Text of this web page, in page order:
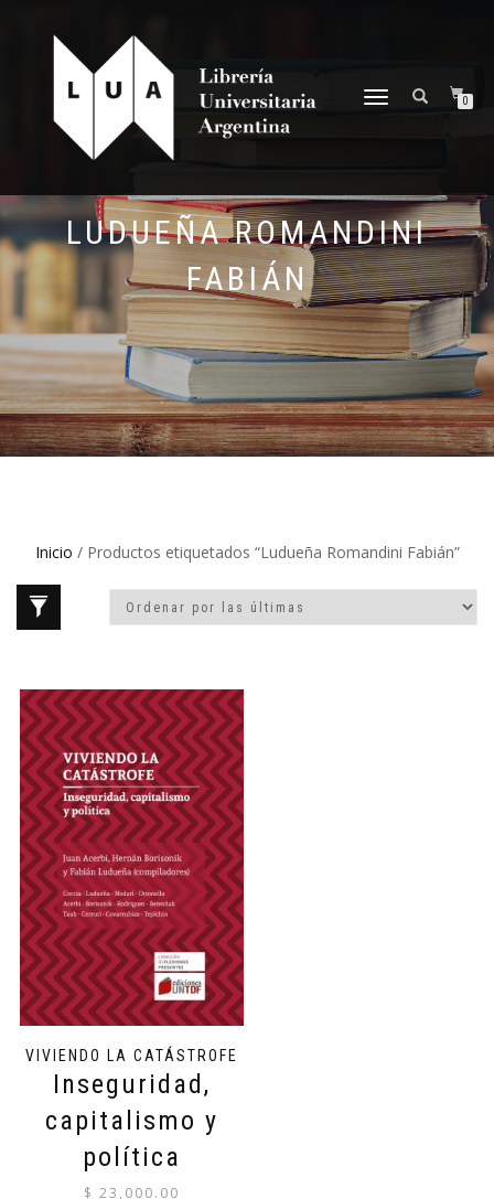
NAVEGACIÓN
0
LUDUEÑA ROMANDINI
FABIÁN
Inicio / Productos etiquetados “Ludueña Romandini Fabián”
VIVIENDO LA CATÁSTROFE
Inseguridad,
capitalismo y
política
$ 23,000.00